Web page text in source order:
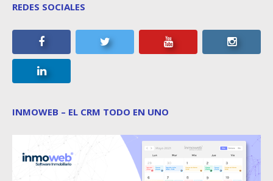
REDES SOCIALES
INMOWEB – EL CRM TODO EN UNO